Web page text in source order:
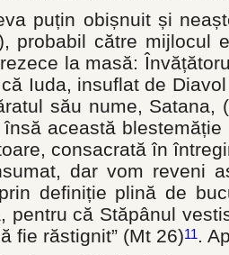
puțin obișnuit și
probabil către mijlocul
la masă:
Iuda, insuflat de
său nume, Satana,
însă această
consacrată în
dar vom reveni
definiție plină de
pentru că Stăpânul
fie răstignit” (Mt 26)11.